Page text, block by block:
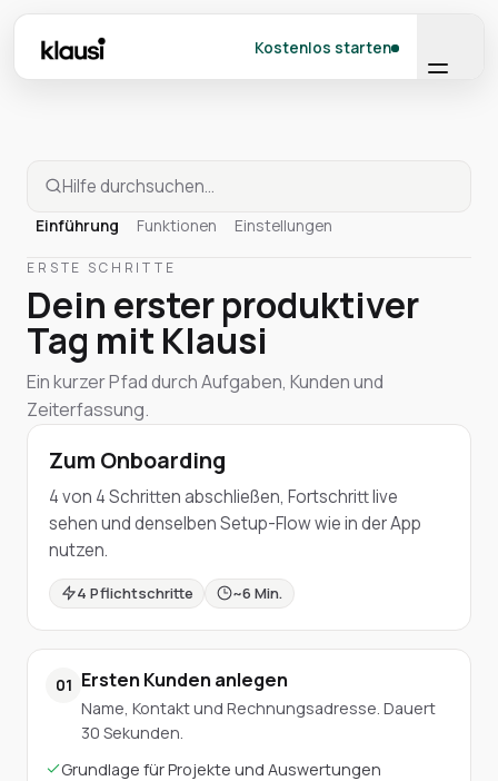
Kostenlos starten
Einführung Funktionen Einstellungen
ERSTE SCHRITTE
Dein erster produktiver
Tag mit Klausi
Ein kurzer Pfad durch Aufgaben, Kunden und
Zeiterfassung.
Zum Onboarding
4 von 4 Schritten abschließen, Fortschritt live
sehen und denselben Setup-Flow wie in der App
nutzen.
4 Pflichtschritte ~6 Min.
01 Ersten Kunden anlegen
Name, Kontakt und Rechnungsadresse. Dauert
30 Sekunden.
Grundlage für Projekte und Auswertungen